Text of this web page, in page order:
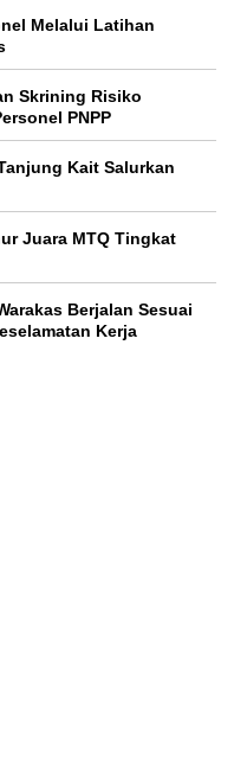
Melalui Latihan
Skrining Risiko
PNPP
Kait Salurkan
Juara MTQ Tingkat
Berjalan Sesuai
Kerja